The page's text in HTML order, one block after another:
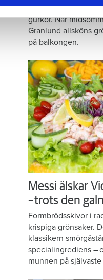
Aromatiska örter,
gurkor. När
Granlund allsköns
på balkongen.
Messi älskar
– trots den
Formbrödsskivor i
krispiga grönsaker.
klassikern
specialingrediens –
munnen på självaste